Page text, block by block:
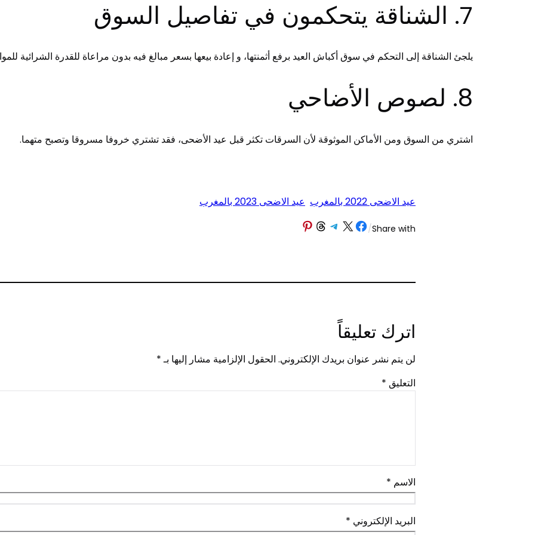
7. الشناقة يتحكمون في تفاصيل السوق
يلجئ الشناقة إلى التحكم في سوق أكباش العيد برفع أثمنتها، و إعادة بيعها بسعر مبالغ فيه بدون مراعاة للقدرة الشرائية
8. لصوص الأضاحي
اشتري من السوق ومن الأماكن الموثوقة لأن السرقات تكثر قبل عيد الأضحى، فقد تشتري خروفا مسروقا وتصبح متهما.
عيد الاضحى 2022 بالمغرب عيد الاضحى 2023 بالمغرب
Share with
/
Share on Facebook
Share on X
Share on Telegram
Share on Threads
Share on Pinterest
اترك تعليقاً
لن يتم نشر عنوان بريدك الإلكتروني. الحقول الإلزامية مشار إليها بـ*
التعليق *
الاسم *
البريد الإلكتروني *